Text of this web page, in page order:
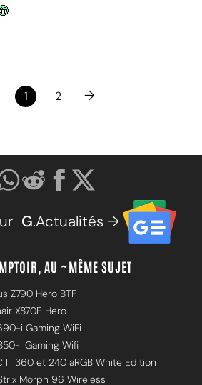
1 2 →
G.Actualités →
AU ~MÊME SUJET
Z790 Hero BTF
X870E Hero
i Gaming WiFi
I Gaming Wifi
III 360 et 240 aRGB White Edition
Morph 96 Wireless